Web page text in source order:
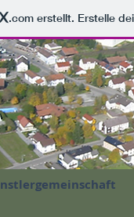
.com erstellt. Erstelle